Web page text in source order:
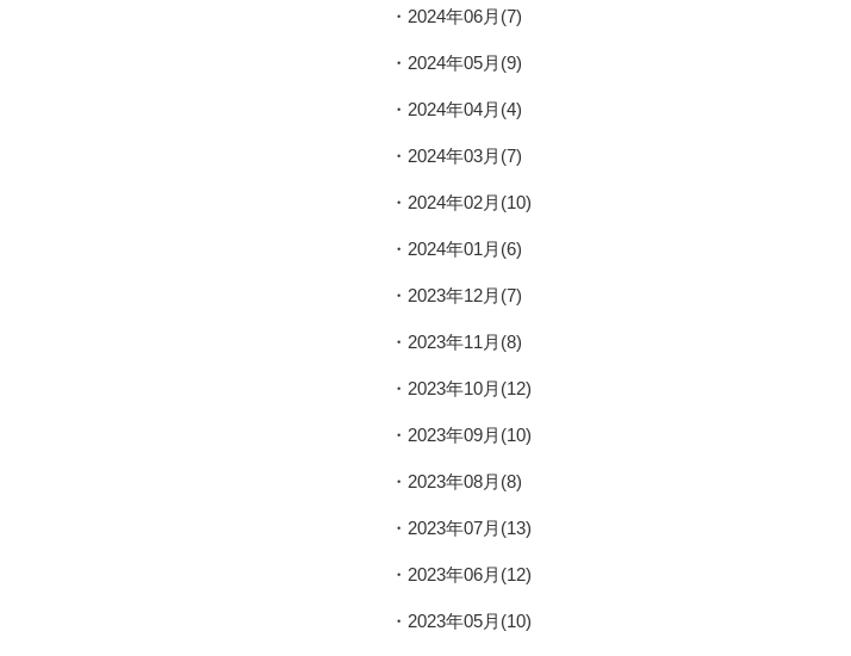
2024年06月(7)
2024年05月(9)
2024年04月(4)
2024年03月(7)
2024年02月(10)
2024年01月(6)
2023年12月(7)
2023年11月(8)
2023年10月(12)
2023年09月(10)
2023年08月(8)
2023年07月(13)
2023年06月(12)
2023年05月(10)